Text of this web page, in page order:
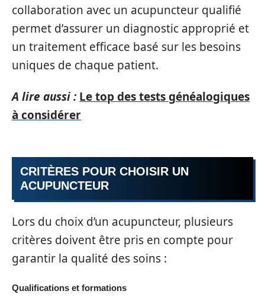
collaboration avec un acupuncteur qualifié
permet d’assurer un diagnostic approprié et
un traitement efficace basé sur les besoins
uniques de chaque patient.
A lire aussi : Le top des tests généalogiques
à considérer
CRITÈRES POUR CHOISIR UN
ACUPUNCTEUR
Lors du choix d’un acupuncteur, plusieurs
critères doivent être pris en compte pour
garantir la qualité des soins :
Qualifications et formations